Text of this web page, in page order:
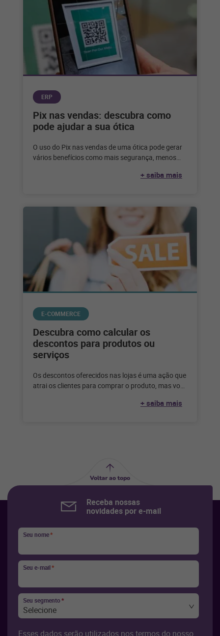
ERP
Pix nas vendas: descubra como
pode ajudar a sua ótica
O uso do Pix nas vendas de uma ótica pode gerar
vários benefícios como mais segurança, menos
+ saiba mais
E-COMMERCE
Descubra como calcular os
descontos para produtos ou
serviços
Os descontos oferecidos nas lojas é uma ação que
atrai os clientes para comprar o produto, mas você
+ saiba mais
Voltar ao topo
Receba nossas
novidades por e-mail
Seu nome*
Seu e-mail*
Seu segmento*
Selecione
Esses dados serão utilizados nos termos do nosso